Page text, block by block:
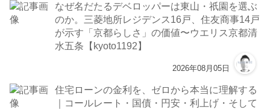
なぜ名だたるデベロッパーは東山・祇園を選ぶ
のか。三菱地所レジデンス16戸、住友商事14戸
が示す「京都らしさ」の価値〜ウエリス京都清
水五条【kyoto1192】
2026年08月05日
住宅ローンの金利を、ゼロから本当に理解する
｜コールレート・国債・円安・利上げ・そして